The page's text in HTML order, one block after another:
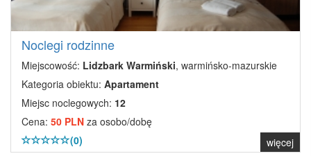
Noclegi rodzinne
Miejscowość: Lidzbark Warmiński, warmińsko-mazurskie
Kategoria obiektu: Apartament
Miejsc noclegowych: 12
Cena: 50 PLN za osobo/dobę
(0)
więcej